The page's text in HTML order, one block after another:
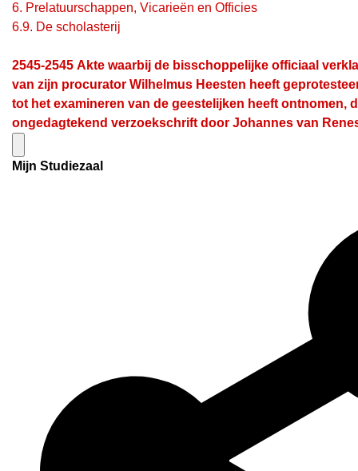
6. Prelatuurschappen, Vicarieën en Officies
6.9. De scholasterij
2545-2545 Akte waarbij de bisschoppelijke officiaal
van zijn procurator Wilhelmus Heesten heeft
tot het examineren van de geestelijken heeft ontnomen,
ongedagtekend verzoekschrift door Johannes van
Mijn Studiezaal